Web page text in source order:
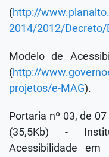
(http://
2014/2012/Decreto/
Modelo de
(http://
projetos/e-MAG).
Portaria nº 03, de
(35,5Kb) -
Acessibilidade em